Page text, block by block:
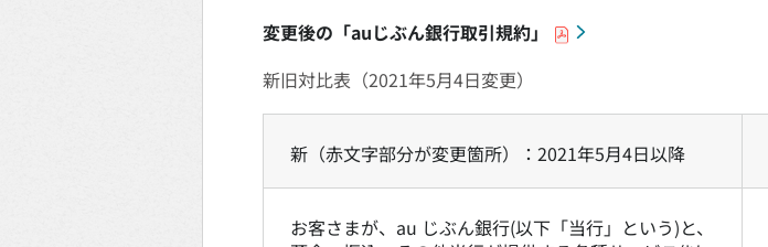
変更後の「auじぶん銀行取引規約」
新旧対比表（2021年5月4日変更）
新（赤文字部分が変更箇所）：2021年5月4日以降
お客さまが、au じぶん銀行(以下「当行」という)と、